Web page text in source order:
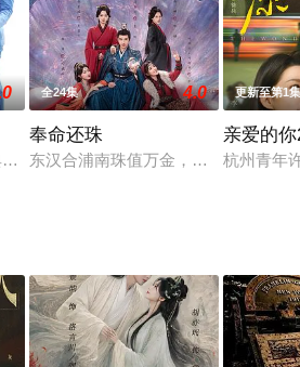
的职场女强人，可为了家庭，她放弃
全24集 4.0
奉命还珠
东汉合浦南珠值万金，赌珠之风盛行
更新至第1
亲爱的
杭州青年